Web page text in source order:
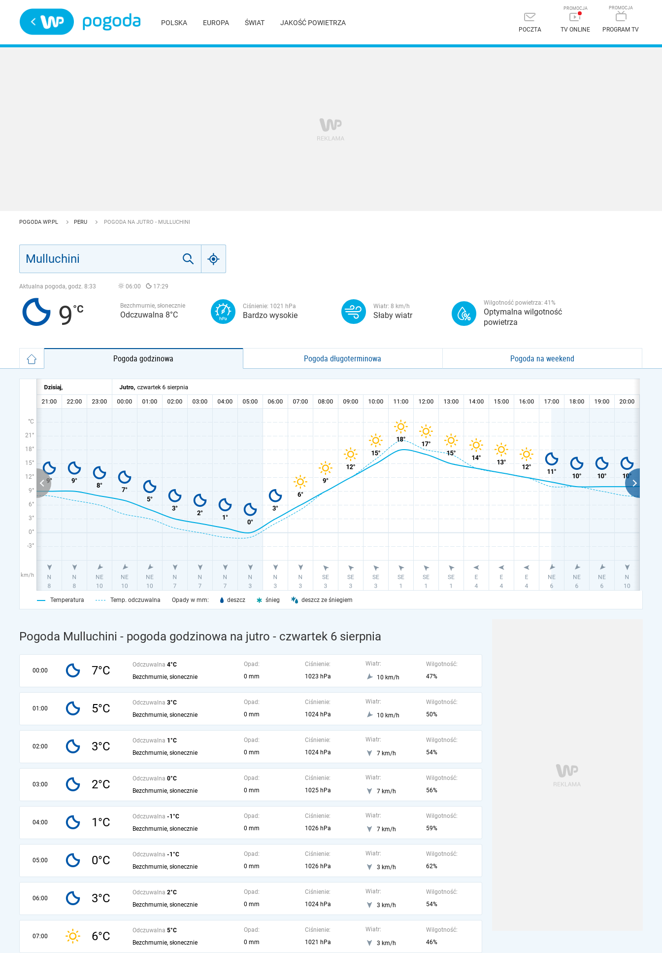
POLSKA EUROPA ŚWIAT JAKOŚĆ POWIETRZA
POCZTA TV ONLINE PROGRAM TV
POGODA WP.PL PERU POGODA NA JUTRO - MULLUCHINI
Aktualna pogoda, godz. 8:33 06:00 17:29
9 Bezchmurnie, słonecznie
Odczuwalna 8°C
Ciśnienie: 1021 hPa
Bardzo wysokie
Wiatr: 8 km/h
Słaby wiatr
Wilgotność powietrza: 41 %
Optymalna wilgotność
powietrza
Pogoda godzinowa Pogoda długoterminowa Pogoda na weekend
°C
21°
18°
15°
12°
9°
6°
3°
0°
-3°
km/h
Temperatura Temp. odczuwalna Opady w mm: deszcz śnieg deszcz ze śniegiem
Pogoda Mulluchini - pogoda godzinowa na jutro - czwartek 6 sierpnia
00:00 7°C Odczuwalna 4°C
Bezchmurnie, słonecznie
Opad:
0 mm
Ciśnienie:
1023 hPa
Wiatr:
10 km/h
Wilgotność:
47%
01:00 5°C Odczuwalna 3°C
Bezchmurnie, słonecznie
Opad:
0 mm
Ciśnienie:
1024 hPa
Wiatr:
10 km/h
Wilgotność:
50%
02:00 3°C Odczuwalna 1°C
Bezchmurnie, słonecznie
Opad:
0 mm
Ciśnienie:
1024 hPa
Wiatr:
7 km/h
Wilgotność:
54%
03:00 2°C Odczuwalna 0°C
Bezchmurnie, słonecznie
Opad:
0 mm
Ciśnienie:
1025 hPa
Wiatr:
7 km/h
Wilgotność:
56%
04:00 1°C Odczuwalna -1°C
Bezchmurnie, słonecznie
Opad:
0 mm
Ciśnienie:
1026 hPa
Wiatr:
7 km/h
Wilgotność:
59%
05:00 0°C Odczuwalna -1°C
Bezchmurnie, słonecznie
Opad:
0 mm
Ciśnienie:
1026 hPa
Wiatr:
3 km/h
Wilgotność:
62%
06:00 3°C Odczuwalna 2°C
Bezchmurnie, słonecznie
Opad:
0 mm
Ciśnienie:
1024 hPa
Wiatr:
3 km/h
Wilgotność:
54%
07:00 6°C Odczuwalna 5°C
Bezchmurnie, słonecznie
Opad:
0 mm
Ciśnienie:
1021 hPa
Wiatr:
3 km/h
Wilgotność:
46%